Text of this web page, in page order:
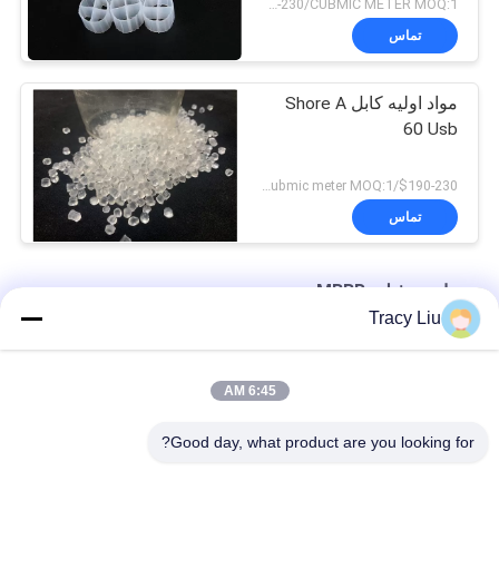
USD160-230/CUBMIC METER MOQ:1 متر مکعب
تماس
مواد اولیه کابل Shore A
60 Usb
$190-230/Cubmic meter MOQ:1 متر مکعب
تماس
رسانه بیوفیلتر MBBR
سطح آبگیر فیلتر تصفیه آبزیان 25X4mm
Super Decarburization MBBR Biofilter Media Virgin HDPE
Tracy Liu
6:45 AM
Good day, what product are you looking for?